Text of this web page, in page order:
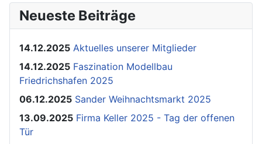
Neueste Beiträge
14.12.2025 Aktuelles unserer Mitglieder
14.12.2025 Faszination Modellbau
Friedrichshafen 2025
06.12.2025 Sander Weihnachtsmarkt 2025
13.09.2025 Firma Keller 2025 - Tag der offenen
Tür